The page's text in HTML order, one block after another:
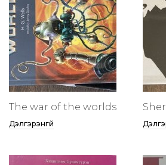
The war of the worlds
Дэлгэрэнгүй